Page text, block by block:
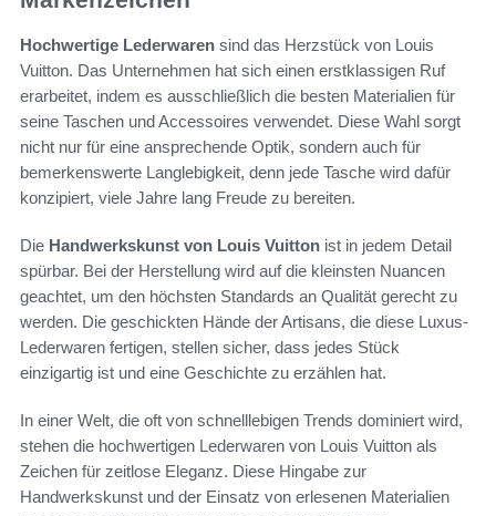
Hochwertige Lederwaren sind das Herzstück von Louis
Vuitton. Das Unternehmen hat sich einen erstklassigen Ruf
erarbeitet, indem es ausschließlich die besten Materialien für
seine Taschen und Accessoires verwendet. Diese Wahl sorgt
nicht nur für eine ansprechende Optik, sondern auch für
bemerkenswerte Langlebigkeit, denn jede Tasche wird dafür
konzipiert, viele Jahre lang Freude zu bereiten.
Die Handwerkskunst von Louis Vuitton ist in jedem Detail
spürbar. Bei der Herstellung wird auf die kleinsten Nuancen
geachtet, um den höchsten Standards an Qualität gerecht zu
werden. Die geschickten Hände der Artisans, die diese Luxus-
Lederwaren fertigen, stellen sicher, dass jedes Stück
einzigartig ist und eine Geschichte zu erzählen hat.
In einer Welt, die oft von schnelllebigen Trends dominiert wird,
stehen die hochwertigen Lederwaren von Louis Vuitton als
Zeichen für zeitlose Eleganz. Diese Hingabe zur
Handwerkskunst und der Einsatz von erlesenen Materialien